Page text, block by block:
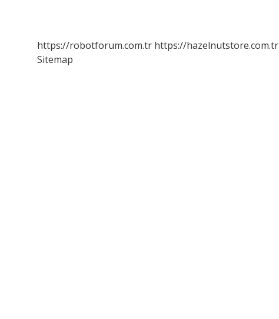
https://robotforum.com.tr https://hazelnutstore.com.tr
Sitemap